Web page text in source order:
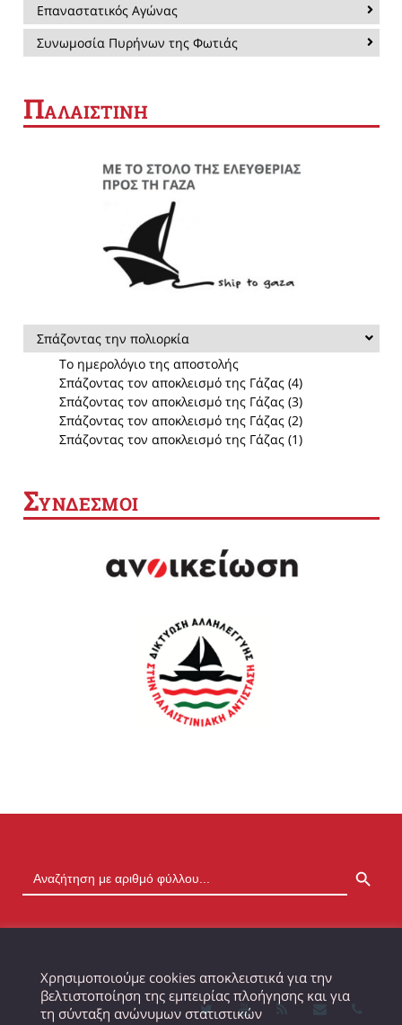
Επαναστατικός Αγώνας
Συνωμοσία Πυρήνων της Φωτιάς
ΠΑΛΑΙΣΤΙΝΗ
Σπάζοντας την πολιορκία
Το ημερολόγιο της αποστολής
Σπάζοντας τον αποκλεισμό της Γάζας (4)
Σπάζοντας τον αποκλεισμό της Γάζας (3)
Σπάζοντας τον αποκλεισμό της Γάζας (2)
Σπάζοντας τον αποκλεισμό της Γάζας (1)
ΣΥΝΔΕΣΜΟΙ
Χρησιμοποιούμε cookies αποκλειστικά για την
βελτιστοποίηση της εμπειρίας πλοήγησης και για
τη σύνταξη ανώνυμων στατιστικών